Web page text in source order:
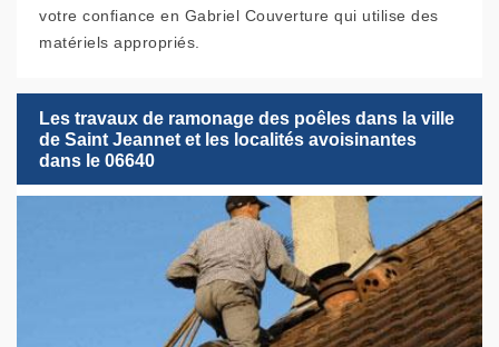
votre confiance en Gabriel Couverture qui utilise des
matériels appropriés.
Les travaux de ramonage des poêles dans la ville
de Saint Jeannet et les localités avoisinantes
dans le 06640